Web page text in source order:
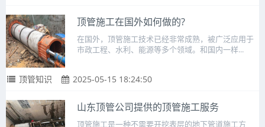
顶管施工在国外如何做的?
在国外，顶管施工技术已经非常成熟，被广泛应用于
市政工程、水利、能源等多个领域。和国内一样...
顶管知识 2025-05-15 18:24:50
山东顶管公司提供的顶管施工服务
顶管施工是一种不需要开挖表层的地下管道施工方